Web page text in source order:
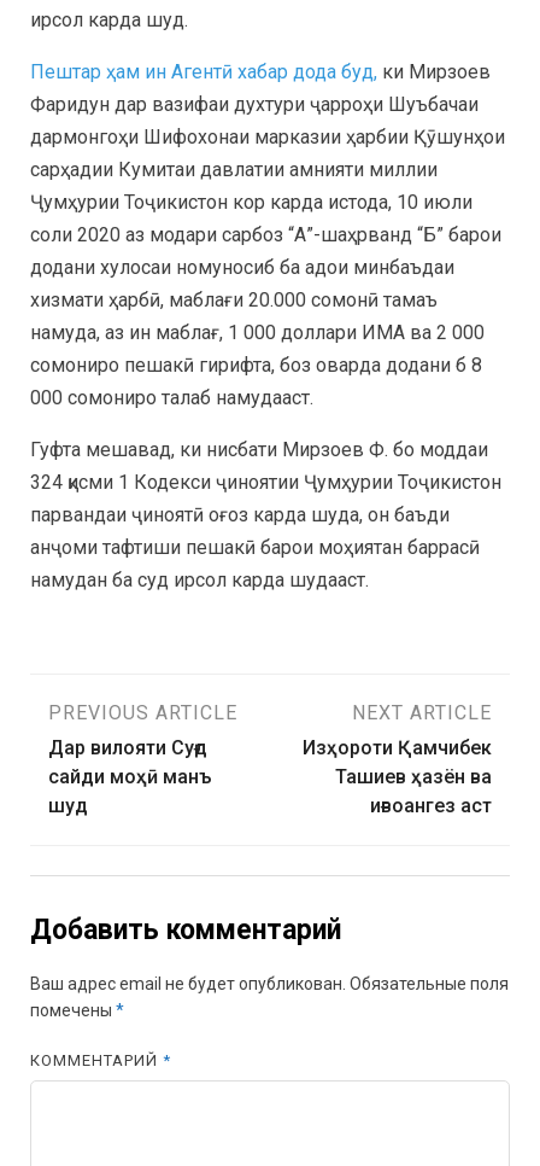
ирсол карда шуд.
Пештар ҳам ин Агентӣ хабар дода буд, ки Мирзоев
Фаридун дар вазифаи духтури ҷарроҳи Шуъбачаи
дармонгоҳи Шифохонаи марказии ҳарбии Қӯшунҳои
сарҳадии Кумитаи давлатии амнияти миллии
Ҷумҳурии Тоҷикистон кор карда истода, 10 июли
соли 2020 аз модари сарбоз “А”-шаҳрванд “Б” барои
додани хулосаи номуносиб ба адои минбаъдаи
хизмати ҳарбӣ, маблағи 20.000 сомонӣ тамаъ
намуда, аз ин маблағ, 1 000 доллари ИМА ва 2 000
сомониро пешакӣ гирифта, боз оварда додани б 8
000 сомониро талаб намудааст.
Гуфта мешавад, ки нисбати Мирзоев Ф. бо моддаи
324 қисми 1 Кодекси ҷиноятии Ҷумҳурии Тоҷикистон
парвандаи ҷиноятӣ оғоз карда шуда, он баъди
анҷоми тафтиши пешакӣ барои моҳиятан баррасӣ
намудан ба суд ирсол карда шудааст.
PREVIOUS ARTICLE
Дар вилояти Суғд
сайди моҳӣ манъ
шуд
NEXT ARTICLE
Изҳороти Қамчибек
Ташиев ҳазён ва
иғвоангез аст
Добавить комментарий
Ваш адрес email не будет опубликован. Обязательные поля
помечены *
КОММЕНТАРИЙ*